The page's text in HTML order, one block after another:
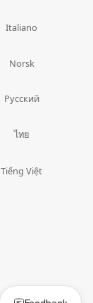
Italiano
Norsk
Русский
ไทย
Tiếng Việt